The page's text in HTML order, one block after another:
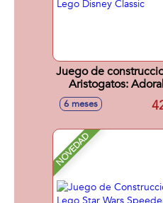
Juego de
Aristogatos:
Marie Lego Disney
6 meses
NOVEDAD